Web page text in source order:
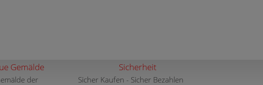
Gemälde
der
Sicherheit
Sicher Kaufen - Sicher Bezahlen